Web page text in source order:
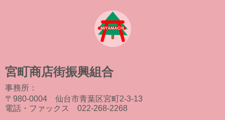
宮町商店街振興組合
事務所：
〒980-0004 仙台市青葉区宮町2-3-13
電話・ファックス 022-268-2268